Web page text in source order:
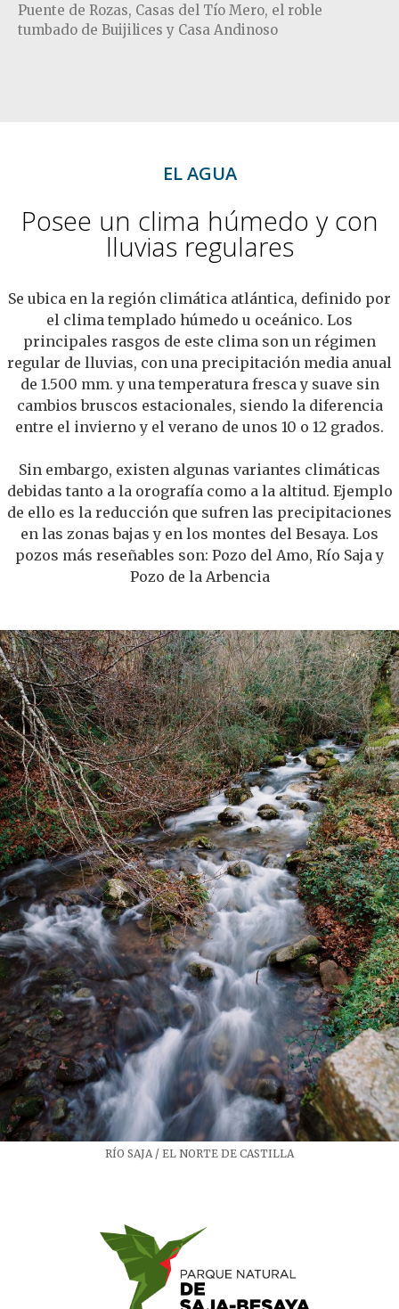
Puente de Rozas, Casas del Tío Mero, el roble
tumbado de Buijilices y Casa Andinoso
EL AGUA
Posee un clima húmedo y con
lluvias regulares
Se ubica en la región climática atlántica, definido por
el clima templado húmedo u oceánico. Los
principales rasgos de este clima son un régimen
regular de lluvias, con una precipitación media anual
de 1.500 mm. y una temperatura fresca y suave sin
cambios bruscos estacionales, siendo la diferencia
entre el invierno y el verano de unos 10 o 12 grados.
Sin embargo, existen algunas variantes climáticas
debidas tanto a la orografía como a la altitud. Ejemplo
de ello es la reducción que sufren las precipitaciones
en las zonas bajas y en los montes del Besaya. Los
pozos más reseñables son: Pozo del Amo, Río Saja y
Pozo de la Arbencia
RÍO SAJA / EL NORTE DE CASTILLA